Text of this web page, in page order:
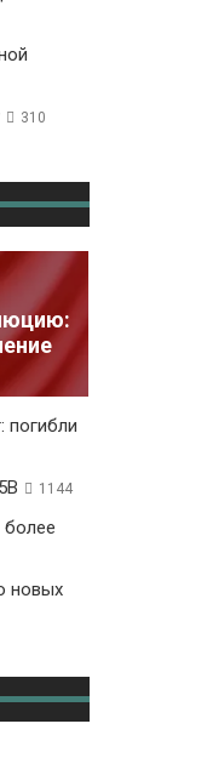
310
погибли
1144
более
новых